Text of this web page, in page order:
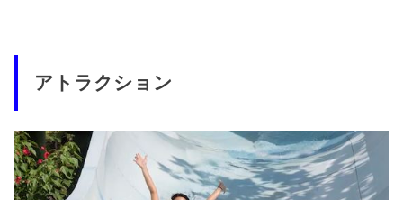
アトラクション